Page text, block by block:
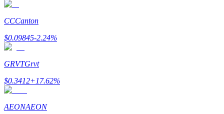
Convide um amigo para receber recompensas em dinheiro
BTC Welcome Rewards
CCCanton
$0.09845-2.24%
GRVTGrvt
$0.3412+17.62%
AEONAEON